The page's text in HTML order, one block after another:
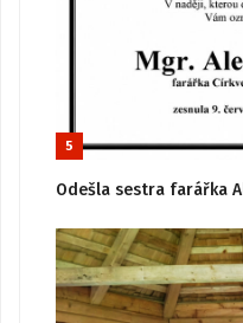
5
Odešla sestra farářka